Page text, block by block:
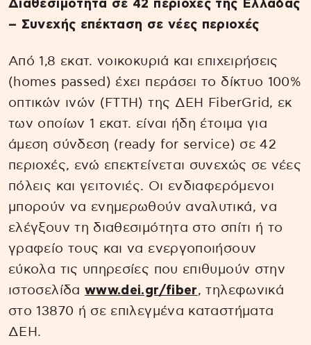
Διαθεσιμότητα σε 42 περιοχές της Ελλάδας
– Συνεχής επέκταση σε νέες περιοχές
Από 1,8 εκατ. νοικοκυριά και επιχειρήσεις
(homes passed) έχει περάσει το δίκτυο 100%
οπτικών ινών (FTTH) της ΔΕΗ FiberGrid, εκ
των οποίων 1 εκατ. είναι ήδη έτοιμα για
άμεση σύνδεση (ready for service) σε 42
περιοχές, ενώ επεκτείνεται συνεχώς σε νέες
πόλεις και γειτονιές. Οι ενδιαφερόμενοι
μπορούν να ενημερωθούν αναλυτικά, να
ελέγξουν τη διαθεσιμότητα στο σπίτι ή το
γραφείο τους και να ενεργοποιήσουν
εύκολα τις υπηρεσίες που επιθυμούν στην
ιστοσελίδα www.dei.gr/fiber, τηλεφωνικά
στο 13870 ή σε επιλεγμένα καταστήματα
ΔΕΗ.